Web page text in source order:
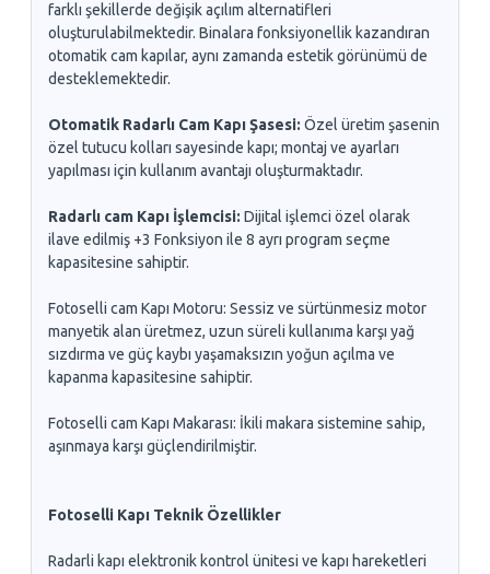
farklı şekillerde değişik açılım alternatifleri
oluşturulabilmektedir. Binalara fonksiyonellik kazandıran
otomatik cam kapılar, aynı zamanda estetik görünümü de
desteklemektedir.
Otomatik Radarlı Cam Kapı Şasesi: Özel üretim şasenin
özel tutucu kolları sayesinde kapı; montaj ve ayarları
yapılması için kullanım avantajı oluşturmaktadır.
Radarlı cam Kapı İşlemcisi: Dijital işlemci özel olarak
ilave edilmiş +3 Fonksiyon ile 8 ayrı program seçme
kapasitesine sahiptir.
Fotoselli cam Kapı Motoru: Sessiz ve sürtünmesiz motor
manyetik alan üretmez, uzun süreli kullanıma karşı yağ
sızdırma ve güç kaybı yaşamaksızın yoğun açılma ve
kapanma kapasitesine sahiptir.
Fotoselli cam Kapı Makarası: İkili makara sistemine sahip,
aşınmaya karşı güçlendirilmiştir.
Fotoselli Kapı Teknik Özellikler
Radarli kapı elektronik kontrol ünitesi ve kapı hareketleri